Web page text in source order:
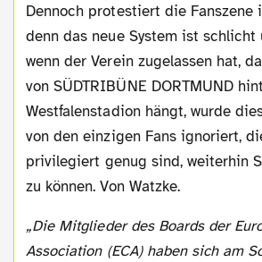
Dennoch protestiert die Fanszene in Dortmund,
denn das neue System ist schlicht
wenn der Verein zugelassen hat,
von SÜDTRIBÜNE DORTMUND
Westfalenstadion hängt, wurde
von den einzigen Fans ignoriert,
privilegiert genug sind, weiterhin
zu können. Von Watzke.
„Die Mitglieder des Boards der European Club
Association (ECA) haben sich am